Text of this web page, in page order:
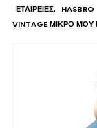
ΕΤΑΙΡΕΊΕΣ, HASBRO
VINTAGE ΜΙΚΡΌ